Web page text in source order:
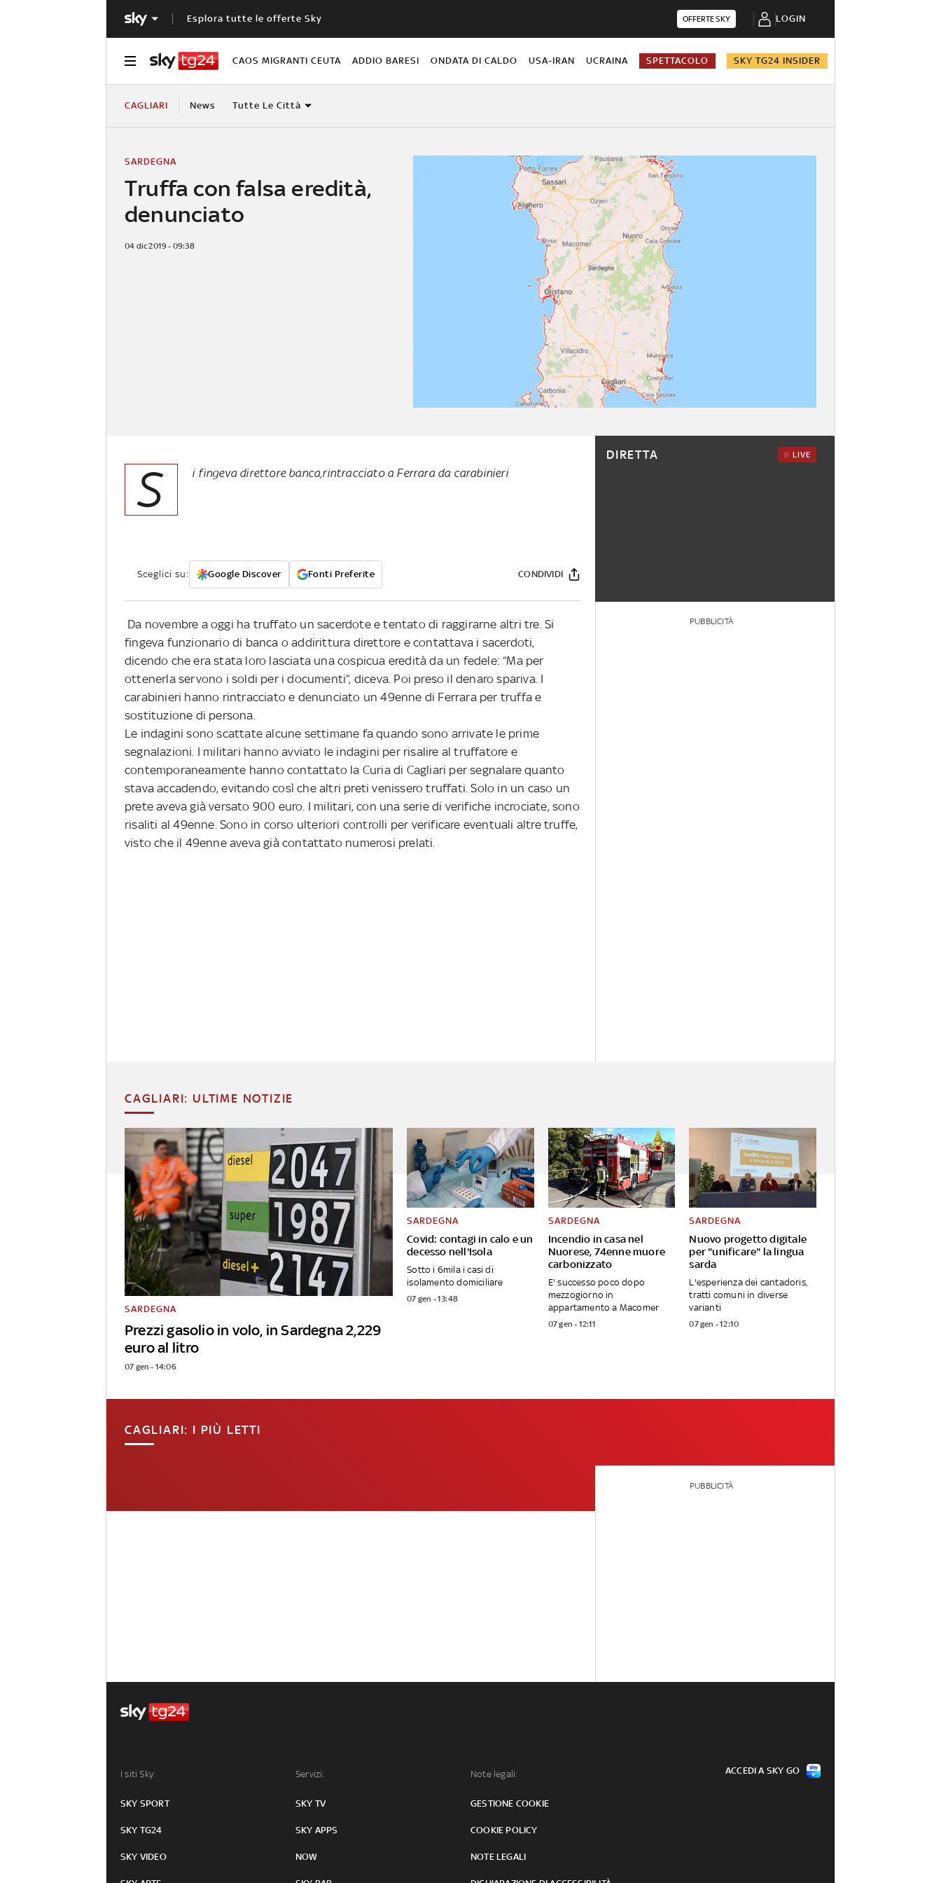
Esplora tutte le offerte Sky OFFERTE SKY LOGIN
CAOS MIGRANTI CEUTA ADDIO BARESI ONDATA DI CALDO USA-IRAN UCRAINA SPETTACOLO SKY TG24 INSIDER
CAGLIARI News Tutte Le Città
Truffa con falsa eredità,
denunciato
SARDEGNA
04 dic 2019 - 09:38
S i fingeva direttore banca,rintracciato a Ferrara da carabinieri
Sceglici su: Google Discover Fonti Preferite CONDIVIDI
Da novembre a oggi ha truffato un sacerdote e tentato di raggirarne altri tre. Si
fingeva funzionario di banca o addirittura direttore e contattava i sacerdoti,
dicendo che era stata loro lasciata una cospicua eredità da un fedele: “Ma per
ottenerla servono i soldi per i documenti”, diceva. Poi preso il denaro spariva. I
carabinieri hanno rintracciato e denunciato un 49enne di Ferrara per truffa e
sostituzione di persona.
Le indagini sono scattate alcune settimane fa quando sono arrivate le prime
segnalazioni. I militari hanno avviato le indagini per risalire al truffatore e
contemporaneamente hanno contattato la Curia di Cagliari per segnalare quanto
stava accadendo, evitando così che altri preti venissero truffati. Solo in un caso un
prete aveva già versato 900 euro. I militari, con una serie di verifiche incrociate, sono
risaliti al 49enne. Sono in corso ulteriori controlli per verificare eventuali altre truffe,
visto che il 49enne aveva già contattato numerosi prelati.
DIRETTA LIVE
PUBBLICITÀ
CAGLIARI: ULTIME NOTIZIE
Prezzi gasolio in volo, in Sardegna 2,229
euro al litro
SARDEGNA
07 gen - 14:06
Covid: contagi in calo e un
decesso nell'Isola
SARDEGNA
Sotto i 6mila i casi di
isolamento domiciliare
07 gen - 13:48
Incendio in casa nel
Nuorese, 74enne muore
carbonizzato
SARDEGNA
E' successo poco dopo
mezzogiorno in
appartamento a Macomer
07 gen - 12:11
Nuovo progetto digitale
per "unificare" la lingua
sarda
SARDEGNA
L'esperienza dei cantadoris,
tratti comuni in diverse
varianti
07 gen - 12:10
CAGLIARI: I PIÙ LETTI
PUBBLICITÀ
I siti Sky:
SKY SPORT
SKY TG24
SKY VIDEO
Servizi:
SKY TV
SKY APPS
NOW
Note legali:
GESTIONE COOKIE
COOKIE POLICY
NOTE LEGALI
ACCEDI A SKY GO